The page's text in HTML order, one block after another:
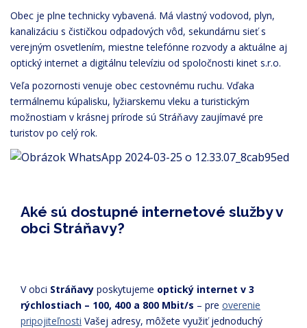
Obec je plne technicky vybavená. Má vlastný vodovod, plyn,
kanalizáciu s čističkou odpadových vôd, sekundárnu sieť s
verejným osvetlením, miestne telefónne rozvody a aktuálne aj
optický internet a digitálnu televíziu od spoločnosti kinet s.r.o.
Veľa pozornosti venuje obec cestovnému ruchu. Vďaka
termálnemu kúpalisku, lyžiarskemu vleku a turistickým
možnostiam v krásnej prírode sú Stráňavy zaujímavé pre
turistov po celý rok.
Aké sú dostupné internetové služby v
obci Stráňavy?
V obci Stráňavy poskytujeme optický internet v 3
rýchlostiach – 100, 400 a 800 Mbit/s – pre overenie
pripojiteľnosti Vašej adresy, môžete využiť jednoduchý